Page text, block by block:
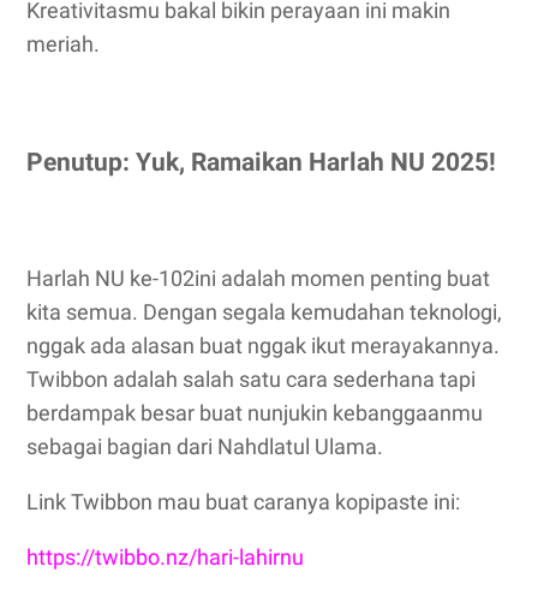
Kreativitasmu bakal bikin perayaan ini makin
meriah.
Penutup: Yuk, Ramaikan Harlah NU 2025!
Harlah NU ke-102ini adalah momen penting buat
kita semua. Dengan segala kemudahan teknologi,
nggak ada alasan buat nggak ikut merayakannya.
Twibbon adalah salah satu cara sederhana tapi
berdampak besar buat nunjukin kebanggaanmu
sebagai bagian dari Nahdlatul Ulama.
Link Twibbon mau buat caranya kopipaste ini:
https://twibbo.nz/hari-lahirnu